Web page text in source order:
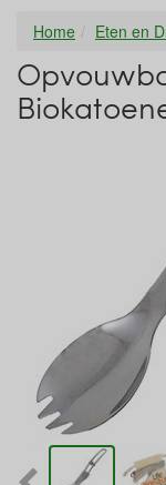
Home Eten en